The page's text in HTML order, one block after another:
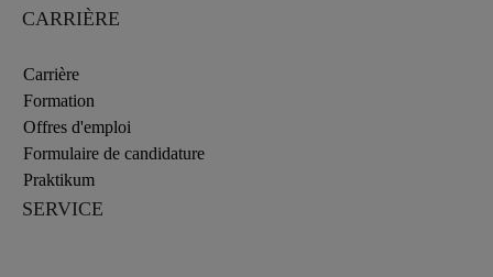
CARRIÈRE
Carrière
Formation
Offres d'emploi
Formulaire de candidature
Praktikum
SERVICE